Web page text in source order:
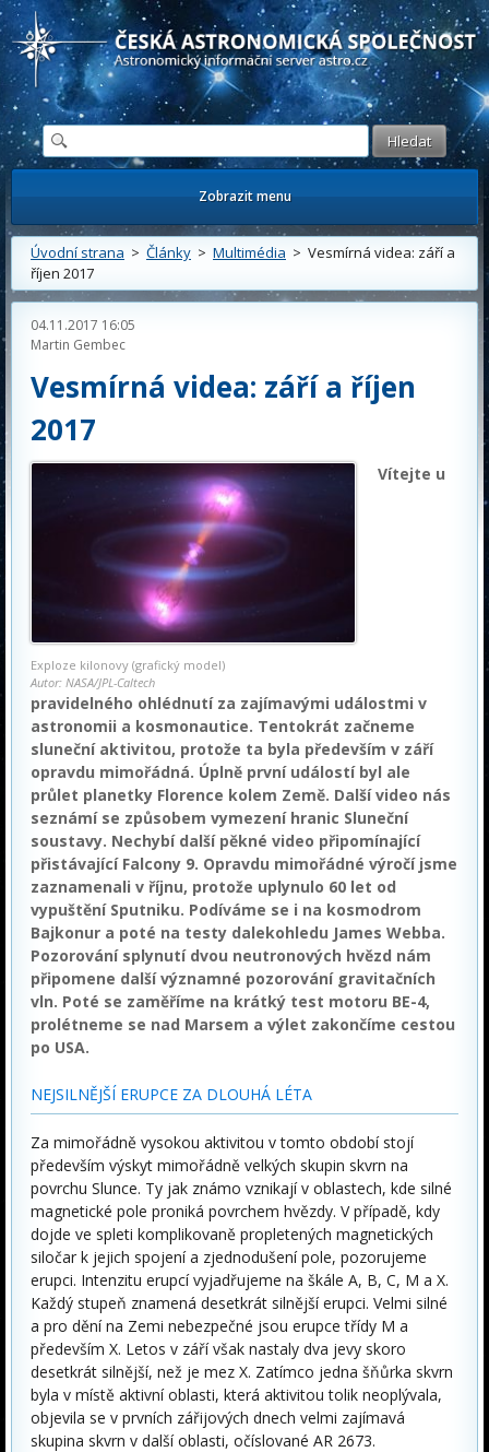
Česká astronomická společnost - Informační astronomický server
Zobrazit menu
Úvodní strana > Články > Multimédia > Vesmírná videa: září a
říjen 2017
04.11.2017 16:05
Martin Gembec
Vesmírná videa: září a říjen
2017
Exploze kilonovy (grafický model)
Autor: NASA/JPL-Caltech
Vítejte u
pravidelného ohlédnutí za zajímavými událostmi v
astronomii a kosmonautice. Tentokrát začneme
sluneční aktivitou, protože ta byla především v září
opravdu mimořádná. Úplně první událostí byl ale
průlet planetky Florence kolem Země. Další video nás
seznámí se způsobem vymezení hranic Sluneční
soustavy. Nechybí další pěkné video připomínající
přistávající Falcony 9. Opravdu mimořádné výročí jsme
zaznamenali v říjnu, protože uplynulo 60 let od
vypuštění Sputniku. Podíváme se i na kosmodrom
Bajkonur a poté na testy dalekohledu James Webba.
Pozorování splynutí dvou neutronových hvězd nám
připomene další významné pozorování gravitačních
vln. Poté se zaměříme na krátký test motoru BE-4,
prolétneme se nad Marsem a výlet zakončíme cestou
po USA.
NEJSILNĚJŠÍ ERUPCE ZA DLOUHÁ LÉTA
Za mimořádně vysokou aktivitou v tomto období stojí
především výskyt mimořádně velkých skupin skvrn na
povrchu Slunce. Ty jak známo vznikají v oblastech, kde silné
magnetické pole proniká povrchem hvězdy. V případě, kdy
dojde ve spleti komplikovaně propletených magnetických
siločar k jejich spojení a zjednodušení pole, pozorujeme
erupci. Intenzitu erupcí vyjadřujeme na škále A, B, C, M a X.
Každý stupeň znamená desetkrát silnější erupci. Velmi silné
a pro dění na Zemi nebezpečné jsou erupce třídy M a
především X. Letos v září však nastaly dva jevy skoro
desetkrát silnější, než je mez X. Zatímco jedna šňůrka skvrn
byla v místě aktivní oblasti, která aktivitou tolik neoplývala,
objevila se v prvních zářijových dnech velmi zajímavá
skupina skvrn v další oblasti, očíslované AR 2673.